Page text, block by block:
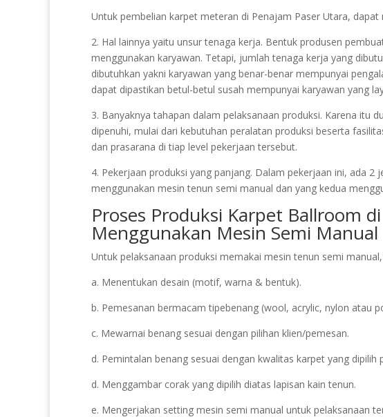
Untuk pembelian karpet meteran di Penajam Paser Utara, dapat
2. Hal lainnya yaitu unsur tenaga kerja. Bentuk produsen
menggunakan karyawan. Tetapi, jumlah tenaga kerja yang
dibutuhkan yakni karyawan yang benar-benar mempunyai
dapat dipastikan betul-betul susah mempunyai karyawan yang
3. Banyaknya tahapan dalam pelaksanaan produksi. Karena itu
dipenuhi, mulai dari kebutuhan peralatan produksi beserta
dan prasarana di tiap level pekerjaan tersebut.
4. Pekerjaan produksi yang panjang. Dalam pekerjaan ini, ada
menggunakan mesin tenun semi manual dan yang kedua
Proses Produksi Karpet Ballroom
Menggunakan Mesin Semi Manual
Untuk pelaksanaan produksi memakai mesin tenun semi
a. Menentukan desain (motif, warna & bentuk).
b. Pemesanan bermacam tipebenang (wool, acrylic, nylon atau
c. Mewarnai benang sesuai dengan pilihan klien/pemesan.
d. Pemintalan benang sesuai dengan kwalitas karpet yang dipilih
d. Menggambar corak yang dipilih diatas lapisan kain tenun.
e. Mengerjakan setting mesin semi manual untuk pelaksanaan